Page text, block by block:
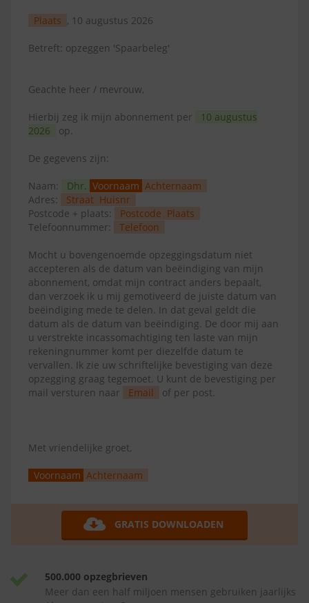
Plaats , 10 augustus 2026
Betreft: opzeggen 'Spaarbeleg'
Geachte heer / mevrouw,
Hierbij zeg ik mijn abonnement per
10 augustus
2026
op.
De gegevens zijn:
Naam: Dhr. Voornaam Achternaam
Adres:
Straat Huisnr
Postcode + plaats:
Postcode Plaats
Telefoonnummer:
Telefoon
Mocht u bovengenoemde opzeggingsdatum niet
accepteren als de datum van beëindiging van mijn
abonnement, omdat mijn contract anders bepaalt,
dan verzoek ik u mij gemotiveerd de juiste datum van
beëindiging mede te delen. In dat geval geldt die
datum als de datum van beëindiging. De door mij aan
u verstrekte incassomachtiging ten laste van mijn
rekeningnummer komt per diezelfde datum te
vervallen. Ik zie uw schriftelijke bevestiging van deze
opzegging graag tegemoet. U kunt de bevestiging per
mail versturen naar
Email of per post.
Met vriendelijke groet,
Voornaam Achternaam
GRATIS DOWNLOADEN
500.000 opzegbrieven
Meer dan een half miljoen mensen gebruiken jaarlijks